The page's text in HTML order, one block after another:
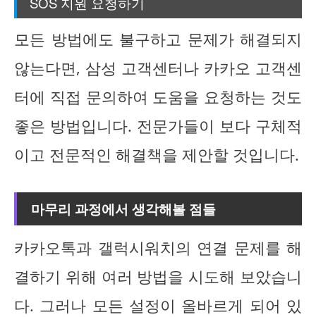
모든 방법에도 불구하고 문제가 해결되지
않는다면, 삼성 고객센터나 카카오 고객센
터에 직접 문의하여 도움을 요청하는 것도
좋은 방법입니다. 전문가들이 보다 구체적
이고 전문적인 해결책을 제안할 것입니다.
마무리 과정에서 생각해볼 점들
카카오톡과 갤럭시워치의 연결 문제를 해
결하기 위해 여러 방법을 시도해 보았습니
다. 그러나 모든 설정이 올바르게 되어 있